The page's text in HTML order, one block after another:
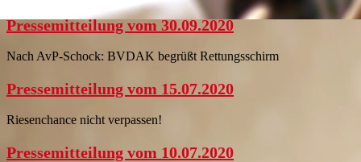
Pressemitteilung vom 30.09.2020
Nach AvP-Schock: BVDAK begrüßt Rettungsschirm
Pressemitteilung vom 15.07.2020
Riesenchance nicht verpassen!
Pressemitteilung vom 10.07.2020